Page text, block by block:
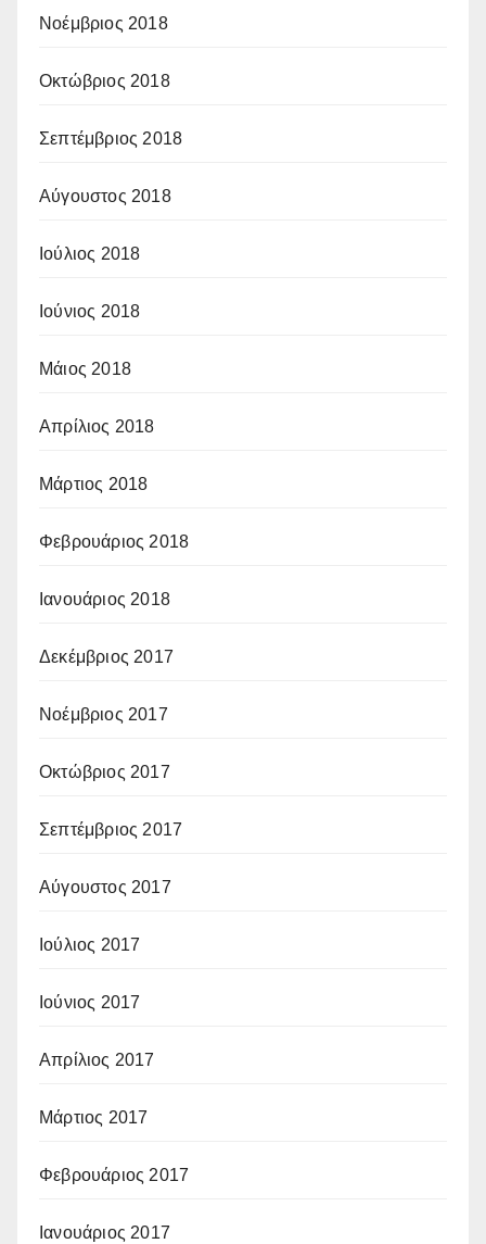
Νοέμβριος 2018
Οκτώβριος 2018
Σεπτέμβριος 2018
Αύγουστος 2018
Ιούλιος 2018
Ιούνιος 2018
Μάιος 2018
Απρίλιος 2018
Μάρτιος 2018
Φεβρουάριος 2018
Ιανουάριος 2018
Δεκέμβριος 2017
Νοέμβριος 2017
Οκτώβριος 2017
Σεπτέμβριος 2017
Αύγουστος 2017
Ιούλιος 2017
Ιούνιος 2017
Απρίλιος 2017
Μάρτιος 2017
Φεβρουάριος 2017
Ιανουάριος 2017